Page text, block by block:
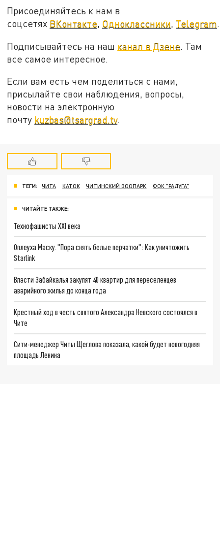
Присоединяйтесь к нам в
соцсетях ВКонтакте, Одноклассники, Telegram.
Подписывайтесь на наш канал в Дзене . Там
все самое интересное.
Если вам есть чем поделиться с нами,
присылайте свои наблюдения, вопросы,
новости на электронную
почту kuzbas@tsargrad.tv.
ТЕГИ: ЧИТА КАТОК ЧИТИНСКИЙ ЗООПАРК ФОК "РАДУГА"
ЧИТАЙТЕ ТАКЖЕ:
Технофашисты XXI века
Оплеуха Маску. "Пора снять белые перчатки": Как уничтожить
Starlink
Власти Забайкалья закупят 40 квартир для переселенцев
аварийного жилья до конца года
Крестный ход в честь святого Александра Невского состоялся в
Чите
Сити-менеджер Читы Щеглова показала, какой будет новогодняя
площадь Ленина